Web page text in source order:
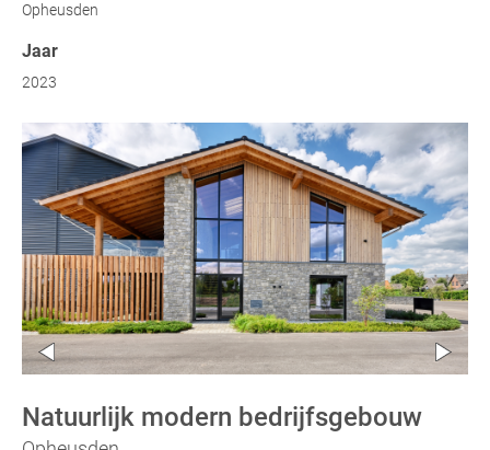
Opheusden
Jaar
2023
Natuurlijk modern bedrijfsgebouw